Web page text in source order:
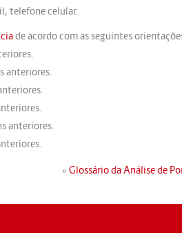
telefone celular.
de acordo com as seguintes
anteriores.
anteriores.
» Glossário da Análise de